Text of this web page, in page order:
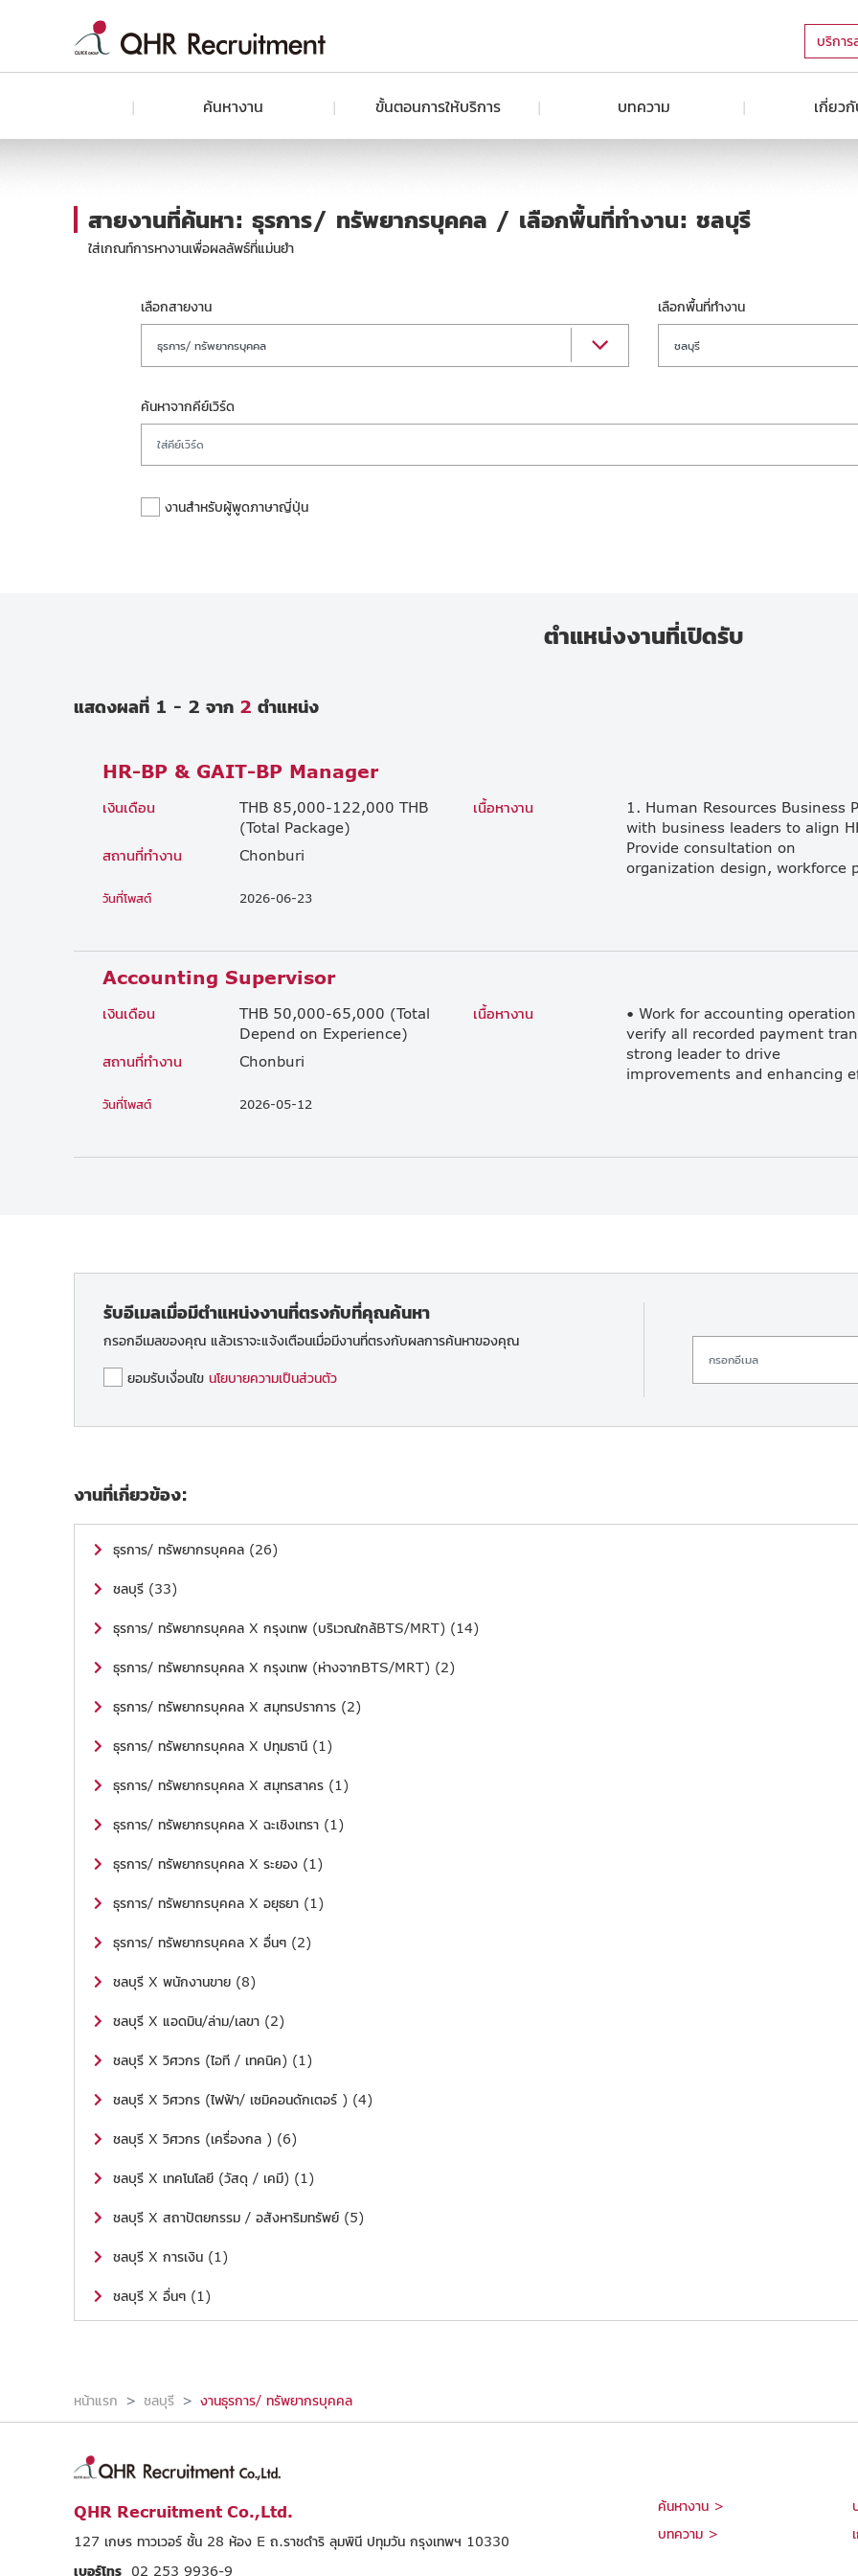
บริการ
ค้นหางาน ขั้นตอนการให้บริการ บทความ เกี่ยวกั
สายงานที่ค้นหา: ธุรการ/ ทรัพยากรบุคคล / เลือกพื้นที่ทำงาน: ชลบุรี
ใส่เกณท์การหางานเพื่อผลลัพธ์ที่แม่นยำ
เลือกสายงาน
ธุรการ/ ทรัพยากรบุคคล
เลือกพื้นที่ทำงาน
ชลบุรี
ค้นหาจากคีย์เวิร์ด
งานสำหรับผู้พูดภาษาญี่ปุ่น
ตำแหน่งงานที่เปิดรับ
แสดงผลที่ 1 - 2 จาก 2 ตำแหน่ง
HR-BP & GAIT-BP Manager
เงินเดือน
THB 85,000-122,000 THB
(Total Package)
สถานที่ทำงาน
Chonburi
วันที่โพสต์ 2026-06-23
เนื้อหางาน
1. Human Resources Business
with business leaders to align
Provide consultation on
Accounting Supervisor
เงินเดือน
THB 50,000-65,000 (Total
Depend on Experience)
สถานที่ทำงาน
Chonburi
วันที่โพสต์ 2026-05-12
เนื้อหางาน
• Work for accounting
verify all recorded payment
strong leader to drive
รับอีเมลเมื่อมีตำแหน่งงานที่ตรงกับที่คุณค้นหา
กรอกอีเมลของคุณ แล้วเราจะแจ้งเตือนเมื่อมีงานที่ตรงกับผลการค้นหาของคุณ
ยอมรับเงื่อนไข นโยบายความเป็นส่วนตัว
งานที่เกี่ยวข้อง:
ธุรการ/ ทรัพยากรบุคคล (26)
ชลบุรี (33)
ธุรการ/ ทรัพยากรบุคคล X กรุงเทพ (บริเวณใกล้BTS/MRT) (14)
ธุรการ/ ทรัพยากรบุคคล X กรุงเทพ (ห่างจากBTS/MRT) (2)
ธุรการ/ ทรัพยากรบุคคล X สมุทรปราการ (2)
ธุรการ/ ทรัพยากรบุคคล X ปทุมธานี (1)
ธุรการ/ ทรัพยากรบุคคล X สมุทรสาคร (1)
ธุรการ/ ทรัพยากรบุคคล X ฉะเชิงเทรา (1)
ธุรการ/ ทรัพยากรบุคคล X ระยอง (1)
ธุรการ/ ทรัพยากรบุคคล X อยุธยา (1)
ธุรการ/ ทรัพยากรบุคคล X อื่นๆ (2)
ชลบุรี X พนักงานขาย (8)
ชลบุรี X แอดมิน/ล่าม/เลขา (2)
ชลบุรี X วิศวกร (ไอที / เทคนิค) (1)
ชลบุรี X วิศวกร (ไฟฟ้า/ เซมิคอนดักเตอร์ ) (4)
ชลบุรี X วิศวกร (เครื่องกล ) (6)
ชลบุรี X เทคโนโลยี (วัสดุ / เคมี) (1)
ชลบุรี X สถาปัตยกรรม / อสังหาริมทรัพย์ (5)
ชลบุรี X การเงิน (1)
ชลบุรี X อื่นๆ (1)
หน้าแรก ชลบุรี งานธุรการ/ ทรัพยากรบุคคล
QHR Recruitment Co.,Ltd.
127 เกษร ทาวเวอร์ ชั้น 28 ห้อง E ถ.ราชดำริ ลุมพินี ปทุมวัน กรุงเทพฯ 10330
เบอร์โทร
02 253 9936-9
ค้นหางาน >
บทความ >